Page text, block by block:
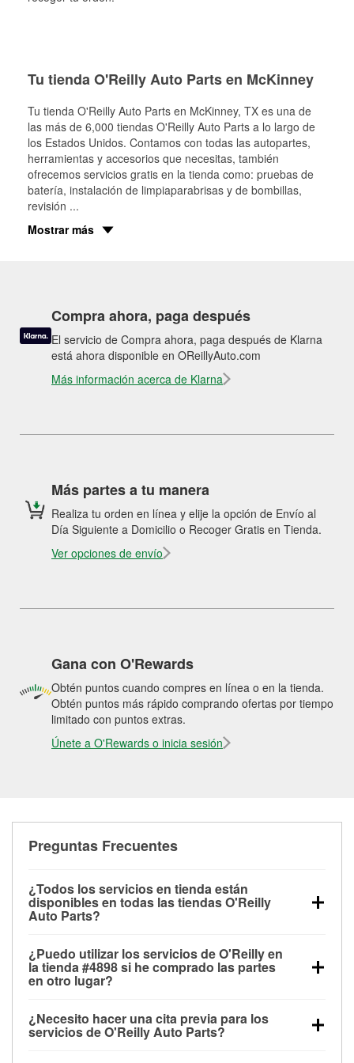
Tu tienda O'Reilly Auto Parts en McKinney
Tu tienda O'Reilly Auto Parts en McKinney, TX es una de
las más de 6,000 tiendas O'Reilly Auto Parts a lo largo de
los Estados Unidos. Contamos con todas las autopartes,
herramientas y accesorios que necesitas, también
ofrecemos servicios gratis en la tienda como: pruebas de
batería, instalación de limpiaparabrisas y de bombillas,
revisión ...
Mostrar más
Compra ahora, paga después
El servicio de Compra ahora, paga después de Klarna
está ahora disponible en OReillyAuto.com
Más información acerca de Klarna
Más partes a tu manera
Realiza tu orden en línea y elije la opción de Envío al
Día Siguiente a Domicilio o Recoger Gratis en Tienda.
Ver opciones de envío
Gana con O'Rewards
Obtén puntos cuando compres en línea o en la tienda.
Obtén puntos más rápido comprando ofertas por tiempo
limitado con puntos extras.
Únete a O'Rewards o inicia sesión
Preguntas Frecuentes
¿Todos los servicios en tienda están
disponibles en todas las tiendas O'Reilly
Auto Parts?
las pruebas de batería, pruebas de alternador y
motor de arranque, revisión de la luz “Check Engine”
con O'Reilly VeriScan® e instalación de
limpiaparabrisas o bombillas, están disponibles en
todas las tiendas O'Reilly Auto Parts. La tienda
¿Puedo utilizar los servicios de O'Reilly en
la tienda #4898 si he comprado las partes
en otro lugar?
de O'Reilly Auto Parts que estén disponibles en la
tienda #4898 de McKinney, TX aunque hayas
¿Necesito hacer una cita previa para los
servicios de O'Reilly Auto Parts?